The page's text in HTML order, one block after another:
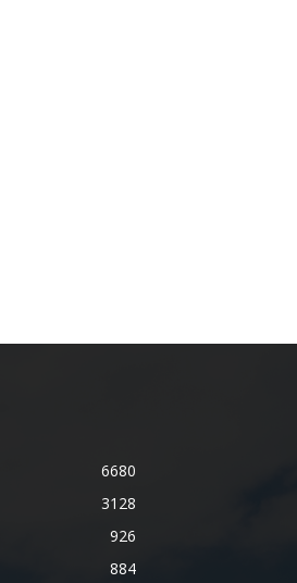
6680
3128
926
884